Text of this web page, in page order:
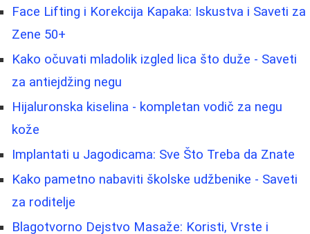
Face Lifting i Korekcija Kapaka: Iskustva i Saveti za
Zene 50+
Kako očuvati mladolik izgled lica što duže - Saveti
za antiejdžing negu
Hijaluronska kiselina - kompletan vodič za negu
kože
Implantati u Jagodicama: Sve Što Treba da Znate
Kako pametno nabaviti školske udžbenike - Saveti
za roditelje
Blagotvorno Dejstvo Masaže: Koristi, Vrste i